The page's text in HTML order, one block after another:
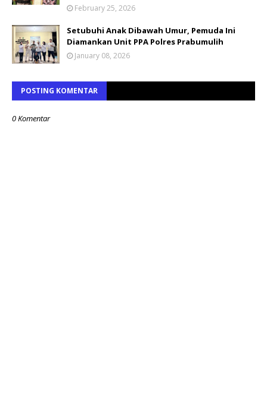
February 25, 2026
Setubuhi Anak Dibawah Umur, Pemuda Ini
Diamankan Unit PPA Polres Prabumulih
January 08, 2026
POSTING KOMENTAR
0 Komentar